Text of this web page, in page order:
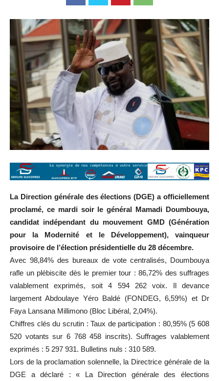
La Direction générale des élections (DGE) a officiellement
proclamé, ce mardi soir le général Mamadi Doumbouya,
candidat indépendant du mouvement GMD (Génération
pour la Modernité et le Développement), vainqueur
provisoire de l’élection présidentielle du 28 décembre.
Avec 98,84% des bureaux de vote centralisés, Doumbouya
rafle un plébiscite dès le premier tour : 86,72% des suffrages
valablement exprimés, soit 4 594 262 voix. Il devance
largement Abdoulaye Yéro Baldé (FONDEG, 6,59%) et Dr
Faya Lansana Millimono (Bloc Libéral, 2,04%).
Chiffres clés du scrutin : Taux de participation : 80,95% (5 608
520 votants sur 6 768 458 inscrits). Suffrages valablement
exprimés : 5 297 931. Bulletins nuls : 310 589.
Lors de la proclamation solennelle, la Directrice générale de la
DGE a déclaré : « La Direction générale des élections